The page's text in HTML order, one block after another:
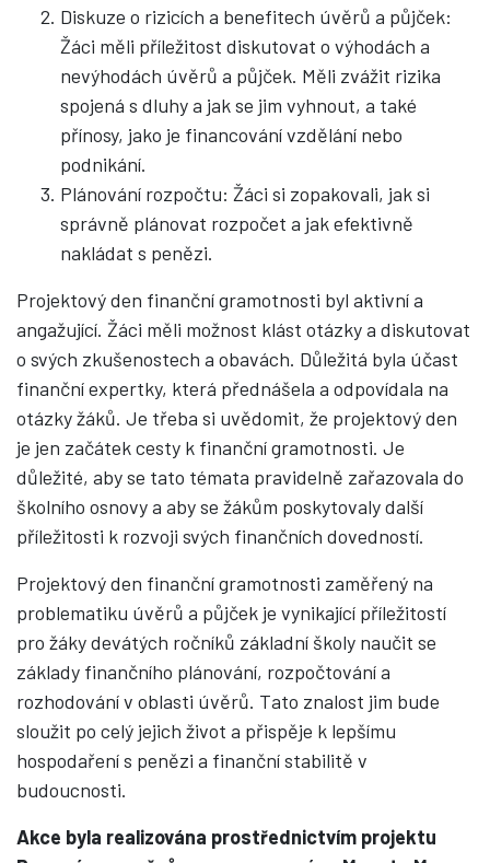
Diskuze o rizicích a benefitech úvěrů a půjček:
Žáci měli příležitost diskutovat o výhodách a
nevýhodách úvěrů a půjček. Měli zvážit rizika
spojená s dluhy a jak se jim vyhnout, a také
přínosy, jako je financování vzdělání nebo
podnikání.
Plánování rozpočtu: Žáci si zopakovali, jak si
správně plánovat rozpočet a jak efektivně
nakládat s penězi.
Projektový den finanční gramotnosti byl aktivní a
angažující. Žáci měli možnost klást otázky a diskutovat
o svých zkušenostech a obavách. Důležitá byla účast
finanční expertky, která přednášela a odpovídala na
otázky žáků. Je třeba si uvědomit, že projektový den
je jen začátek cesty k finanční gramotnosti. Je
důležité, aby se tato témata pravidelně zařazovala do
školního osnovy a aby se žákům poskytovaly další
příležitosti k rozvoji svých finančních dovedností.
Projektový den finanční gramotnosti zaměřený na
problematiku úvěrů a půjček je vynikající příležitostí
pro žáky devátých ročníků základní školy naučit se
základy finančního plánování, rozpočtování a
rozhodování v oblasti úvěrů. Tato znalost jim bude
sloužit po celý jejich život a přispěje k lepšímu
hospodaření s penězi a finanční stabilitě v
budoucnosti.
Akce byla realizována prostřednictvím projektu